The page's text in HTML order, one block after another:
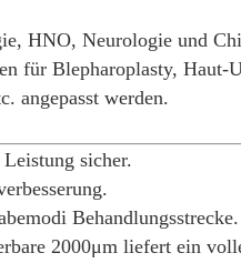
HNO, Neurologie und
für Blepharoplasty, Haut-
angepasst werden.
sicher.
Behandlungsstrecke.
2000μm liefert ein